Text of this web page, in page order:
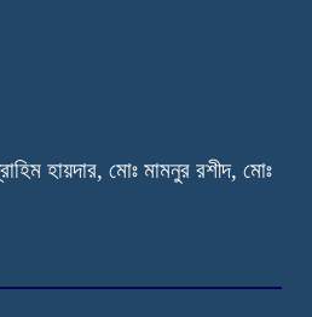
হায়দার, মোঃ মামনুর রশীদ, মোঃ